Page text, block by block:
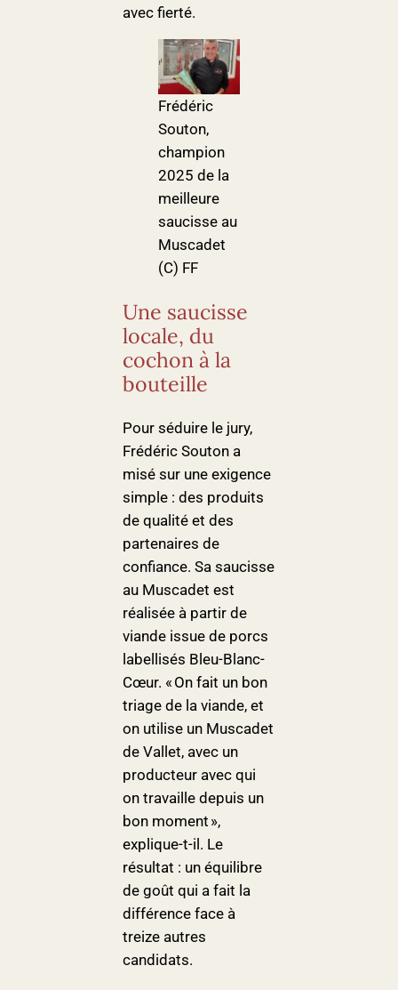
avec fierté.
Frédéric
Souton,
champion
2025 de la
meilleure
saucisse au
Muscadet
(C) FF
Une saucisse
locale, du
cochon à la
bouteille
Pour séduire le jury,
Frédéric Souton a
misé sur une exigence
simple : des produits
de qualité et des
partenaires de
confiance. Sa saucisse
au Muscadet est
réalisée à partir de
viande issue de porcs
labellisés Bleu-Blanc-
Cœur. « On fait un bon
triage de la viande, et
on utilise un Muscadet
de Vallet, avec un
producteur avec qui
on travaille depuis un
bon moment »,
explique-t-il. Le
résultat : un équilibre
de goût qui a fait la
différence face à
treize autres
candidats.